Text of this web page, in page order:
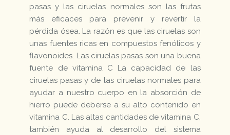
pasas y las ciruelas normales son las frutas
más eficaces para prevenir y revertir la
pérdida ósea. La razón es que las ciruelas son
unas fuentes ricas en compuestos fenólicos y
flavonoides. Las ciruelas pasas son una buena
fuente de vitamina C La capacidad de las
ciruelas pasas y de las ciruelas normales para
ayudar a nuestro cuerpo en la absorción de
hierro puede deberse a su alto contenido en
vitamina C. Las altas cantidades de vitamina C,
también ayuda al desarrollo del sistema